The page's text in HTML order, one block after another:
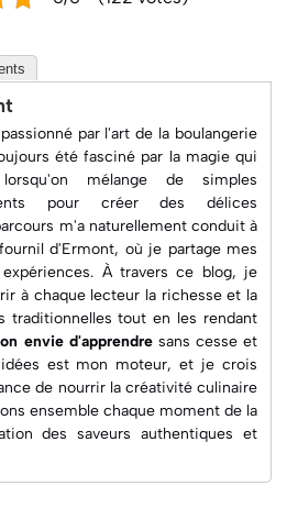
par l'art de la boulangerie
été fasciné par la magie qui
mélange de simples
pour créer des délices
m'a naturellement conduit à
d'Ermont, où je partage mes
À travers ce blog, je
à chaque lecteur la richesse et la
traditionnelles tout en les rendant
envie d'apprendresans cesse et
est mon moteur, et je crois
de nourrir la créativité culinaire
ensemble chaque moment de la
des saveurs authentiques et